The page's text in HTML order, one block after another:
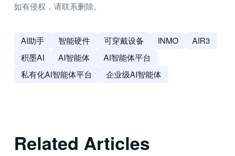
如有侵权，请联系删除。
AI助手 智能硬件 可穿戴设备 INMO
AIR3
积墨AI
AI智能体
AI智能体平台
私有化AI智能体平台
企业级AI智能体
Related Articles